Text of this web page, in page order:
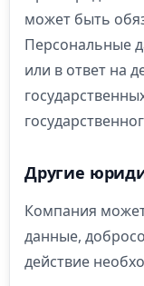
может быть
Персональные
или в ответ на
Другие
Компания
данные,
действие